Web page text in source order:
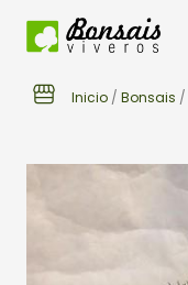
Inicio / Bonsais /